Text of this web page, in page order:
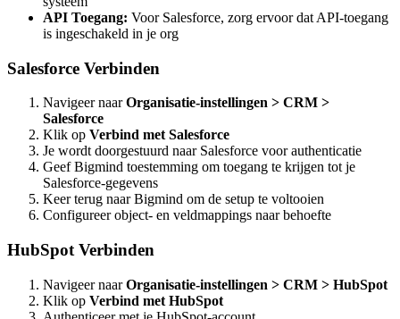
API Toegang: Voor Salesforce, zorg ervoor dat API-toegang
is ingeschakeld in je org
Salesforce Verbinden
Navigeer naarOrganisatie-instellingen > CRM >
Salesforce
Klik op Verbind met Salesforce
Je wordt doorgestuurd naar Salesforce voor authenticatie
Geef Bigmind toestemming om toegang te krijgen tot je
Salesforce-gegevens
Keer terug naar Bigmind om de setup te voltooien
Configureer object- en veldmappings naar behoefte
HubSpot Verbinden
Navigeer naarOrganisatie-instellingen > CRM > HubSpot
Klik op Verbind met HubSpot